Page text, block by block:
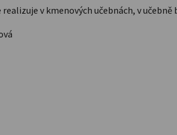
realizuje v kmenových učebnách, v